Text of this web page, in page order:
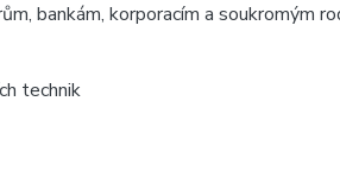
bankám, korporacím a soukromým
technik